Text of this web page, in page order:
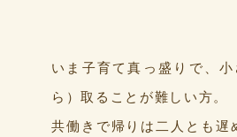
いま子育て真っ盛りで、
ら）取ることが難しい方。
共働きで帰りは二人とも遅